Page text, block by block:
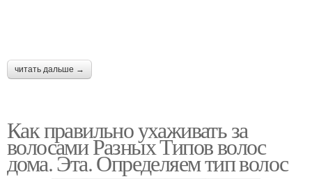
читать дальше →
Как правильно ухаживать за
волосами Разных Типов волос
дома. Эта. Определяем тип волос